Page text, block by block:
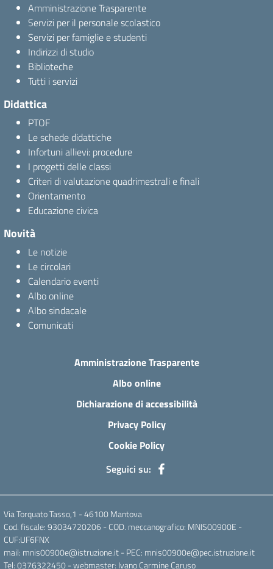
Amministrazione Trasparente
Servizi per il personale scolastico
Servizi per famiglie e studenti
Indirizzi di studio
Biblioteche
Tutti i servizi
Didattica
PTOF
Le schede didattiche
Infortuni allievi: procedure
I progetti delle classi
Criteri di valutazione quadrimestrali e finali
Orientamento
Educazione civica
Novità
Le notizie
Le circolari
Calendario eventi
Albo online
Albo sindacale
Comunicati
Amministrazione Trasparente
Albo online
Dichiarazione di accessibilità
Privacy Policy
Cookie Policy
Seguici su:
Via Torquato Tasso,1 - 46100 Mantova
Cod. fiscale: 93034720206 - COD. meccanografico: MNIS00900E -
CUF:UF6FNX
mail: mnis00900e@istruzione.it - PEC: mnis00900e@pec.istruzione.it
Tel: 0376322450 - webmaster: Ivano Carmine Caruso